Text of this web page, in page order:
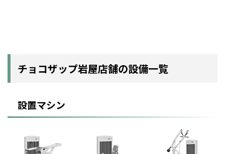
チョコザップ岩屋店舗の設備一覧
設置マシン